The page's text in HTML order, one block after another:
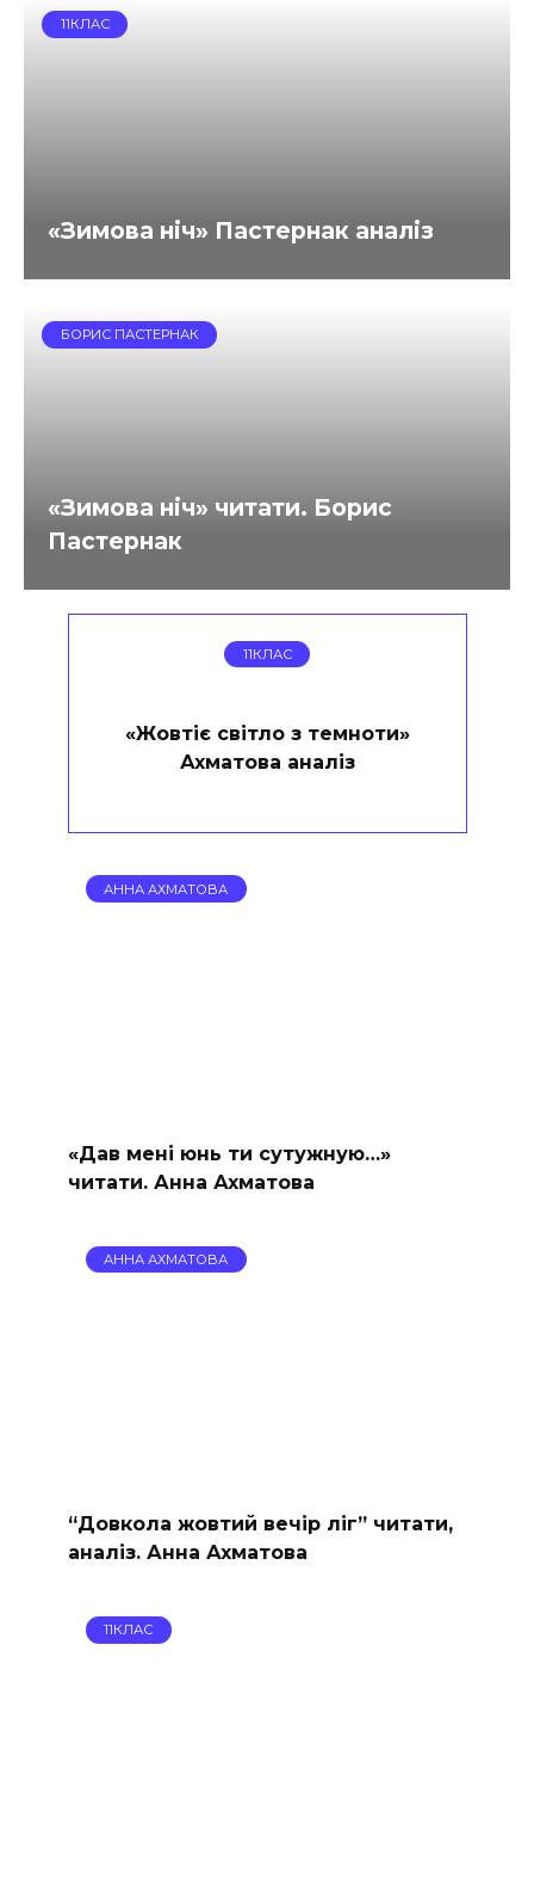
11КЛАС
«Зимова ніч» Пастернак аналіз
БОРИС ПАСТЕРНАК
«Зимова ніч» читати. Борис
Пастернак
11КЛАС
«Жовтіє світло з темноти»
Ахматова аналіз
АННА АХМАТОВА
«Дав мені юнь ти сутужную…»
читати. Анна Ахматова
АННА АХМАТОВА
“Довкола жовтий вечір ліг” читати,
аналіз. Анна Ахматова
11КЛАС